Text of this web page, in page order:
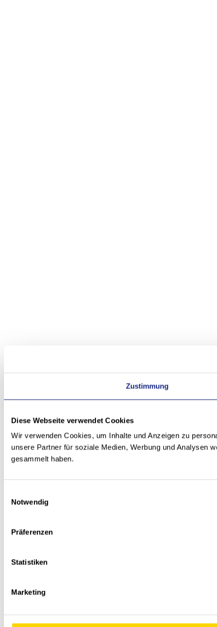
Zustimmung
Diese Webseite verwendet Cookies
Wir verwenden Cookies, um Inhalte und Anzeigen zu
unsere Partner für soziale Medien, Werbung und Analysen
gesammelt haben.
Notwendig
Präferenzen
Statistiken
Marketing